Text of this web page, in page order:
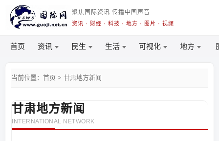
聚焦国际资讯 传播中国声音
资讯 · 财经 · 科技 · 地方 · 图片 · 视频
首页 资讯 民生 生活 可视化 地方
当前位置：首页 > 甘肃地方新闻
甘肃地方新闻
INTERNATIONAL NETWORK